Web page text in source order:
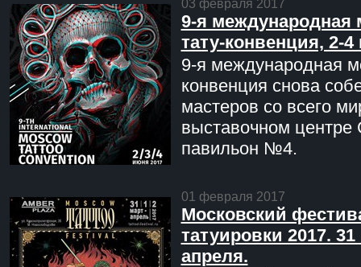
03 февраля 2017
9-я международная
тату-конвенция, 2-
9-я международная
конвенция снова
мастеров со всего
выставочном центре
павильон №4.
01 февраля 2017
Московский
татуировки 2017. 31
апреля.